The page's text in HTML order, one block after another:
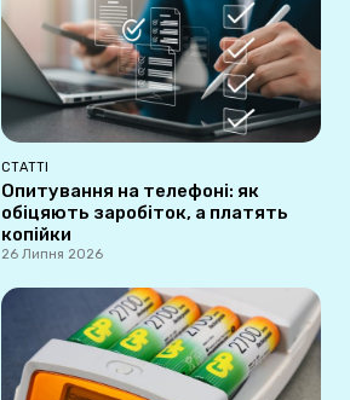
СТАТТІ
Опитування на телефоні: як
обіцяють заробіток, а платять
копійки
26 Липня 2026